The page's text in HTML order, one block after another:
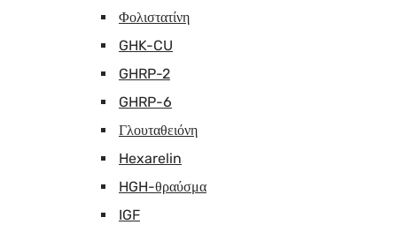
Φολιστατίνη
GHK-CU
GHRP-2
GHRP-6
Γλουταθειόνη
Hexarelin
HGH-θραύσμα
IGF